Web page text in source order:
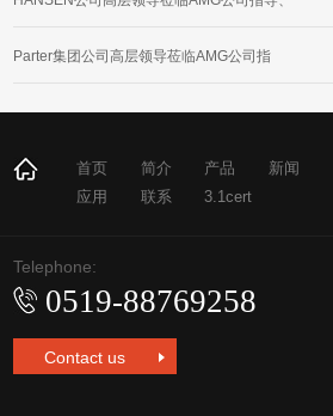
Parter集团公司高层领导莅临AMG公司指
首页 简介 产品 新闻
应用
联系 3.1cert
Telephone:
0519-88769258
Contact us